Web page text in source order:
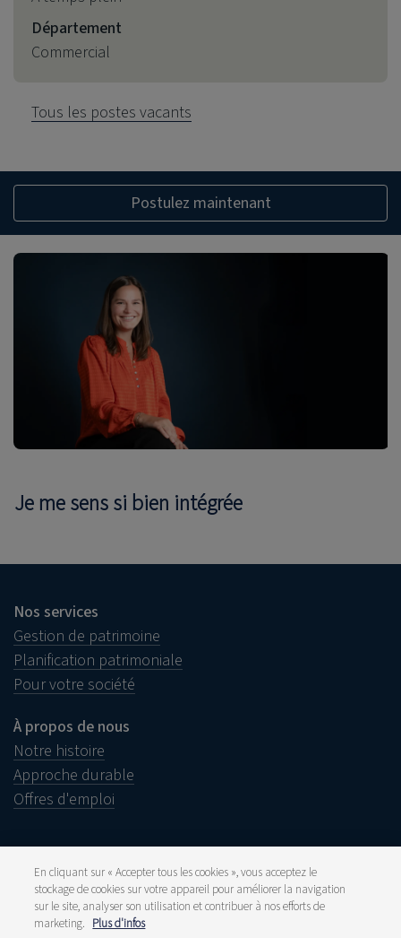
Département
Commercial
Tous les postes vacants
Postulez maintenant
Je me sens si bien intégrée
Nos services
Gestion de patrimoine
Planification patrimoniale
Pour votre société
À propos de nous
Notre histoire
Approche durable
Offres d'emploi
Informations juridiques
Disclaimer
Réclamations
En cliquant sur « Accepter tous les cookies », vous acceptez le
stockage de cookies sur votre appareil pour améliorer la navigation
sur le site, analyser son utilisation et contribuer à nos efforts de
marketing. Plus d'infos